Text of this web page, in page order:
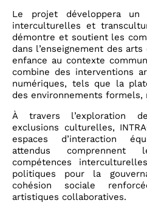
Le projet développera un
interculturelles et
démontre et soutient les
dans l’enseignement des
enfance au contexte
combine des interventions
numériques, tels que la
des environnements
À travers l’exploration
exclusions culturelles,
espaces d’interaction
attendus comprennent
compétences
politiques pour la
cohésion sociale
artistiques collaboratives.